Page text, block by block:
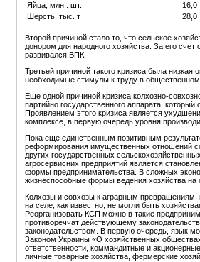
Яйца, млн.. шт.
16,0
Шерсть, тыс. т
28,0
Второй причиной стало то, что сельское
донором для народного хозяйства. За его
развивался ВПК.
Третьей причиной такого кризиса была низкая
необходимые стимулы к труду в общественном
Еще одной причиной кризиса колхозно-
партийно государственного аппарата,
Проявлением этого кризиса является
комплексе, в первую очередь уровня
Пока еще единственным позитивным
реформирования имущественных отношений
других государственных
агросервисних предприятий является
формы предпринимательства. В сложных
жизнеспособные формы ведения хозяйства на
Колхозы и совхозы к аграрным превращениям,
на селе, как известно, не могли быть
Реорганизовать КСП можно в такие
противореччат действующему
законодательством. В первую очередь, язык
Законом Украины «О хозяйственных
ответственности, коммандитные и
личные товарные хозяйства, фермерские